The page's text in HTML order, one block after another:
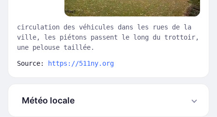
circulation des véhicules dans les rues de la
ville, les piétons passent le long du trottoir,
une pelouse taillée.
Source: https://511ny.org
Météo locale